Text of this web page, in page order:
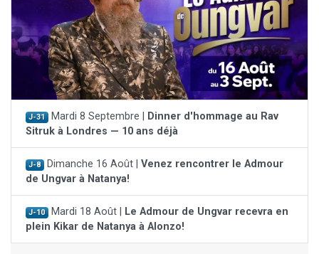
J-31 Mardi 8 Septembre |
Dinner d'hommage au Rav
Sitruk à Londres — 10 ans déjà
J-8 Dimanche 16 Août | Venez rencontrer le Admour
de Ungvar à Natanya!
J-10 Mardi 18 Août |
Le Admour de Ungvar recevra en
plein Kikar de Natanya à Alonzo!